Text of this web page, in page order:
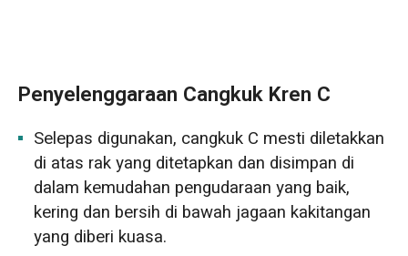
Penyelenggaraan Cangkuk Kren C
Selepas digunakan, cangkuk C mesti diletakkan
di atas rak yang ditetapkan dan disimpan di
dalam kemudahan pengudaraan yang baik,
kering dan bersih di bawah jagaan kakitangan
yang diberi kuasa.